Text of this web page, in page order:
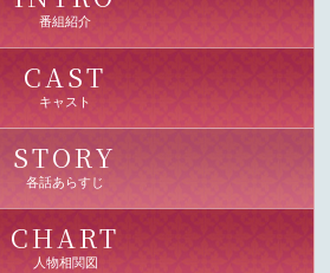
番組紹介
CAST
キャスト
STORY
各話あらすじ
CHART
人物相関図